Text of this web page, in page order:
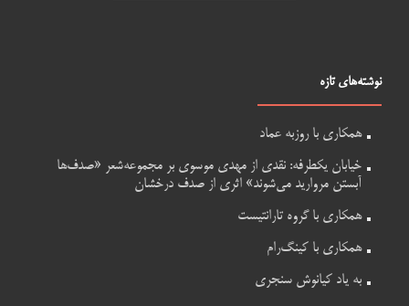
نوشته‌های تازه
همکاری با روزبه عماد
خیابان یکطرفه: نقدی از مهدی موسوی بر مجموعه‌شعر «صدف‌ها
آبستن مروارید می‌شوند» اثری از صدف درخشان
همکاری با گروه تارانتیست
همکاری با کینگ‌رام
به یاد کیانوش سنجری